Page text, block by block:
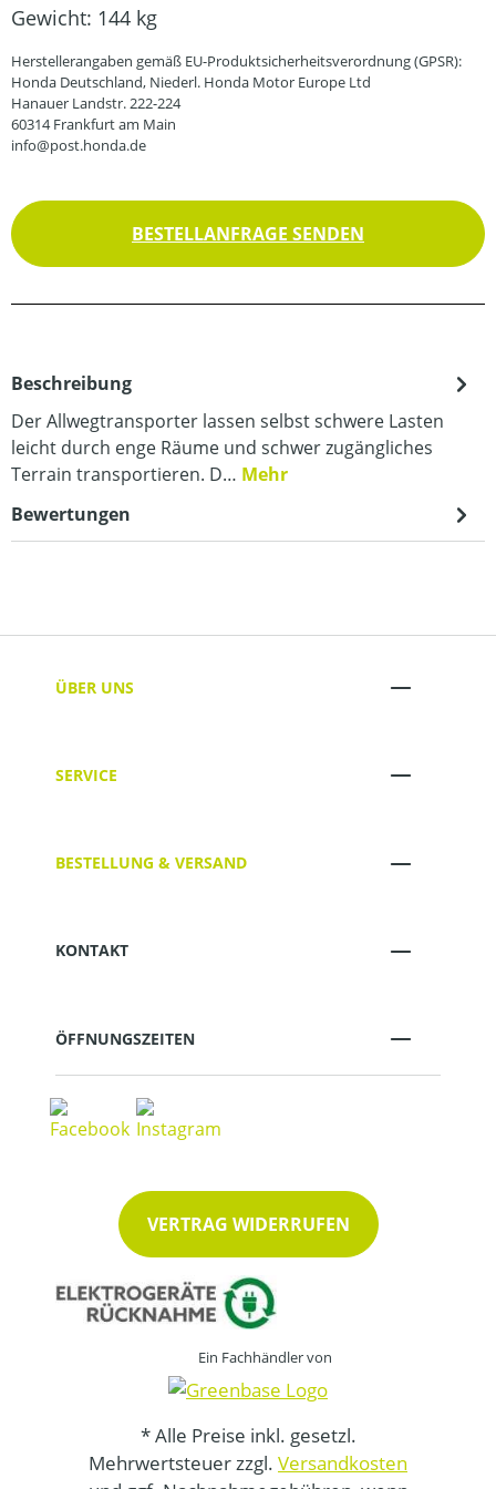
Gewicht: 144 kg
Herstellerangaben gemäß EU-Produktsicherheitsverordnung (GPSR):
Honda Deutschland, Niederl. Honda Motor Europe Ltd
Hanauer Landstr. 222-224
60314 Frankfurt am Main
info@post.honda.de
BESTELLANFRAGE SENDEN
Beschreibung
Der Allwegtransporter lassen selbst schwere Lasten
leicht durch enge Räume und schwer zugängliches
Terrain transportieren. D… Mehr
Bewertungen
ÜBER UNS
SERVICE
BESTELLUNG & VERSAND
KONTAKT
ÖFFNUNGSZEITEN
VERTRAG WIDERRUFEN
Ein Fachhändler von
* Alle Preise inkl. gesetzl.
Mehrwertsteuer zzgl. Versandkosten